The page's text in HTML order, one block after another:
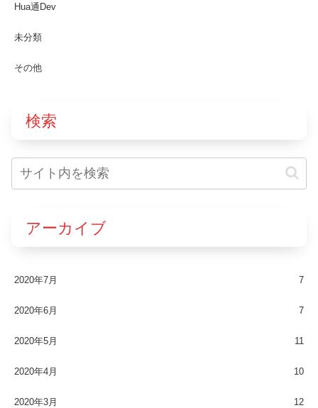
Hua通Dev
未分類
その他
検索
アーカイブ
2020年7月 7
2020年6月 7
2020年5月 11
2020年4月 10
2020年3月 12